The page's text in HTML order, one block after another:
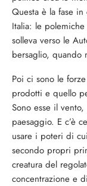
Questa è la fase
Italia: le
solleva verso le
bersaglio, quando
Poi ci sono le
prodotti e quello
Sono esse il
paesaggio. E c’è
usare i poteri di
secondo propri
creatura del
concentrazione e